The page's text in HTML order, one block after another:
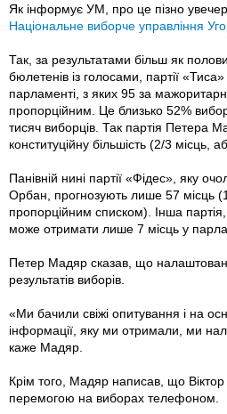
Як інформує УМ, про це пізно
Національне виборче управління
Так, за результатами більш як
бюлетенів із голосами, партії
парламенті, з яких 95 за
пропорційним. Це близько 52%
тисяч виборців. Так партія Петера
конституційну більшість (2/3 місць,
Панівній нині партії «Фідес», яку
Орбан, прогнозують лише 57 місць
пропорційним списком). Інша
може отримати лише 7 місць у
Петер Мадяр сказав, що
результатів виборів.
«Ми бачили свіжі опитування і на
інформації, яку ми отримали, ми
каже Мадяр.
Крім того, Мадяр написав, що
перемогою на виборах телефоном.